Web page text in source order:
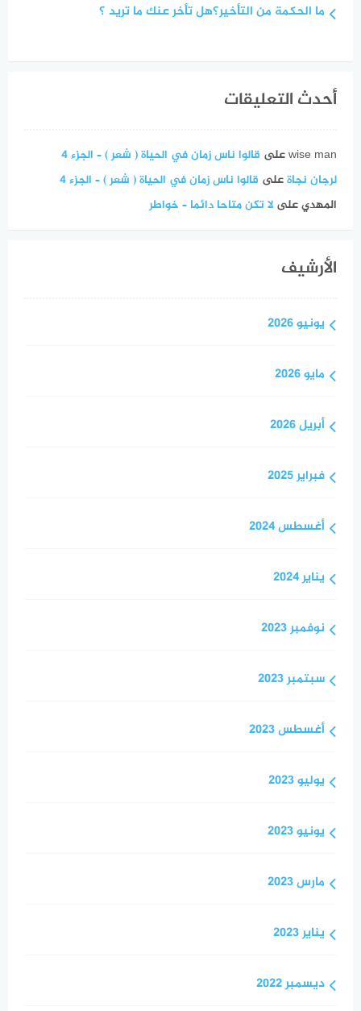
ما الحكمة من التأخير؟هل تأخر عنك ما تريد ؟
أحدث التعليقات
wise manعلى قالوا ناس زمان في الحياة ( شعر ) – الجزء 4
لرجان نجاةعلى قالوا ناس زمان في الحياة ( شعر ) – الجزء 4
المهديعلى لا تكن متاحا دائما – خواطر
الأرشيف
يونيو 2026
مايو 2026
أبريل 2026
فبراير 2025
أغسطس 2024
يناير 2024
نوفمبر 2023
سبتمبر 2023
أغسطس 2023
يوليو 2023
يونيو 2023
مارس 2023
يناير 2023
ديسمبر 2022